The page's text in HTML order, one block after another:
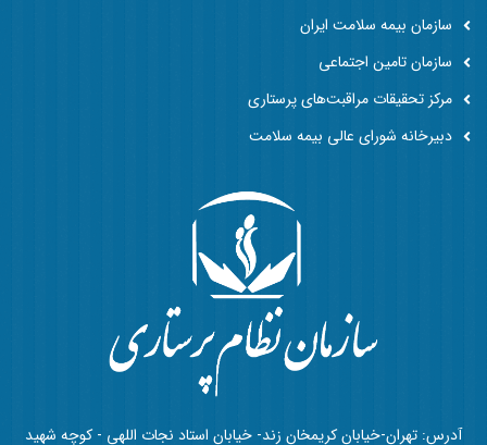
آدرس: تهران-خیابان کریمخان زند- خیابان استاد نجات اللهی - کوچه شهید
سازمان بیمه سلامت ایران
سازمان تامین اجتماعی
مرکز تحقیقات مراقبت‌های پرستاری
دبیرخانه شورای عالی بیمه سلامت